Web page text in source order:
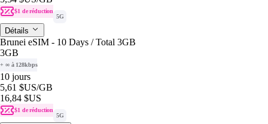
$1 de réduction
5G
Détails
Brunei eSIM - 10 Days / Total 3GB
3GB
+ ∞ à 128kbps
10 jours
5,61 $US/GB
16,84 $US
$1 de réduction
5G